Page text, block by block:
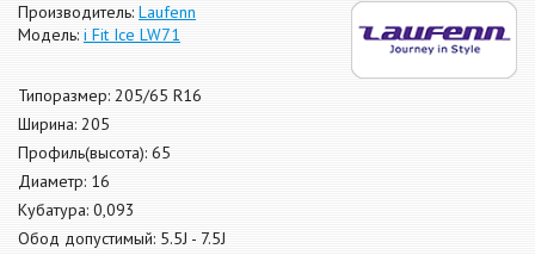
Производитель: Laufenn
Модель: i Fit Ice LW71
Типоразмер: 205/65 R16
Ширина: 205
Профиль(высота): 65
Диаметр: 16
Кубатура: 0,093
Обод допустимый: 5.5J - 7.5J